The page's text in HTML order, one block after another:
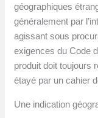
géographiques
généralement par
agissant sous
exigences du Code
produit doit toujours
étayé par un cahier
Une indication